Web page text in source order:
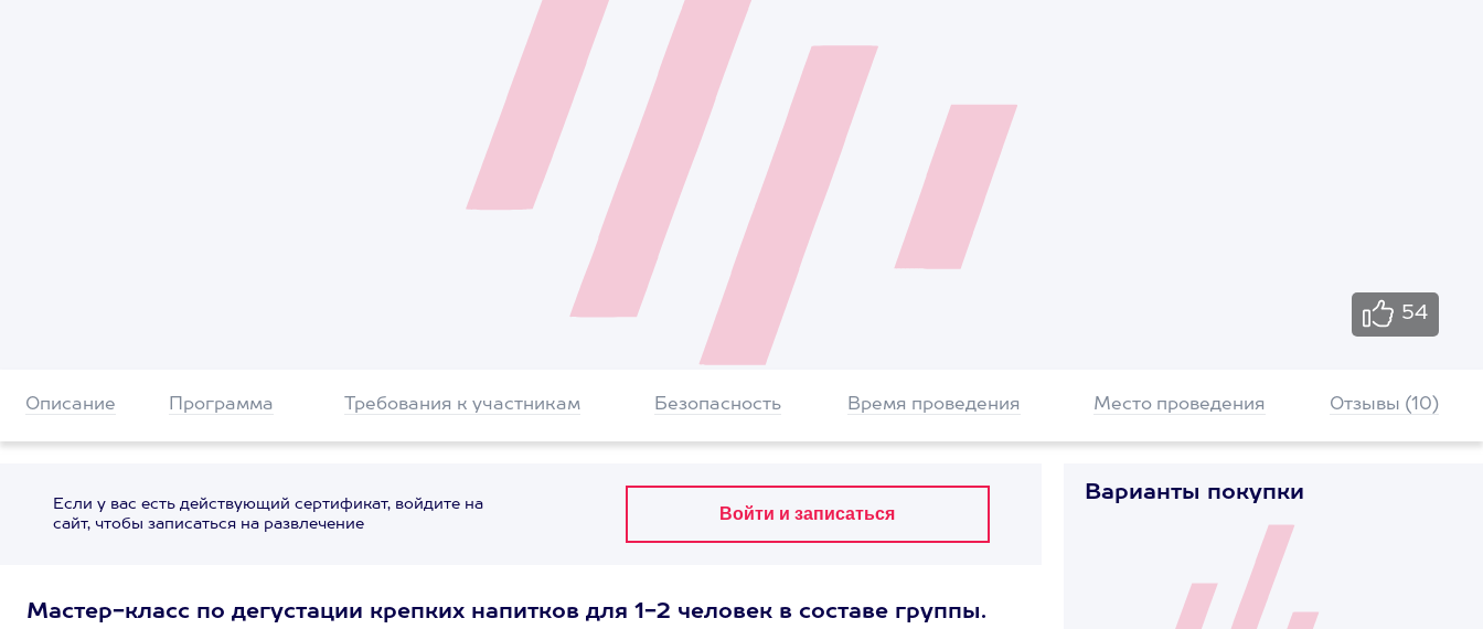
54
Описание Программа Требования к участникам Безопасность Время проведения Место проведения Отзывы (10)
Если у вас есть действующий сертификат, войдите на
сайт, чтобы записаться на развлечение
Мастер-класс по дегустации крепких напитков для 1-2 человек в составе группы.
Варианты покупки